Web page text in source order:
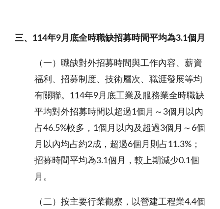
三、 114年9月底全時職缺招募時間平均為3.1個月
（一）職缺對外招募時間與工作內容、薪資
福利、招募制度、技術層次、職涯發展等均
有關聯。114年9月底工業及服務業全時職缺
平均對外招募時間以超過1個月～3個月以內
占46.5%較多，1個月以內及超過3個月～6個
月以內均占約2成，超過6個月則占11.3%；
招募時間平均為3.1個月，較上期減少0.1個
月。
（二）按主要行業觀察，以營建工程業4.4個